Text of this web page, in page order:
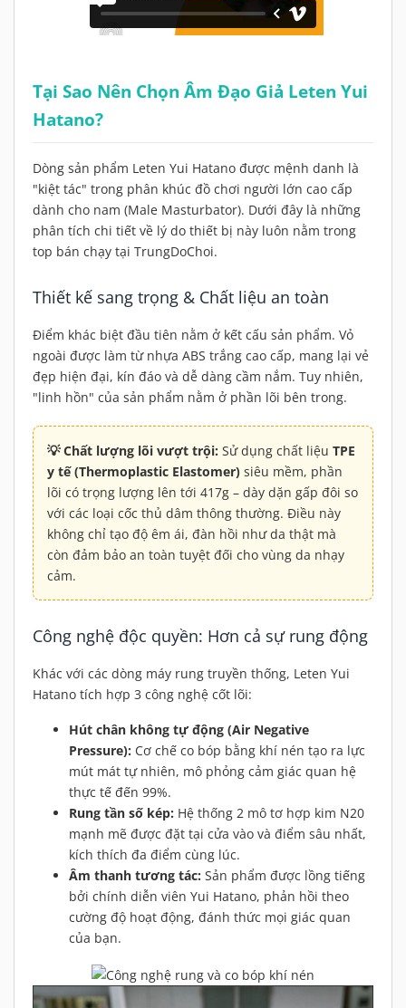
Tại Sao Nên Chọn Âm Đạo Giả Leten Yui
Hatano?
Dòng sản phẩm Leten Yui Hatano được mệnh danh là
"kiệt tác" trong phân khúc đồ chơi người lớn cao cấp
dành cho nam (Male Masturbator). Dưới đây là những
phân tích chi tiết về lý do thiết bị này luôn nằm trong
top bán chạy tại TrungDoChoi.
Thiết kế sang trọng & Chất liệu an toàn
Điểm khác biệt đầu tiên nằm ở kết cấu sản phẩm. Vỏ
ngoài được làm từ nhựa ABS trắng cao cấp, mang lại vẻ
đẹp hiện đại, kín đáo và dễ dàng cầm nắm. Tuy nhiên,
"linh hồn" của sản phẩm nằm ở phần lõi bên trong.
💡 Chất lượng lõi vượt trội: Sử dụng chất liệu TPE
y tế (Thermoplastic Elastomer) siêu mềm, phần
lõi có trọng lượng lên tới 417g – dày dặn gấp đôi so
với các loại cốc thủ dâm thông thường. Điều này
không chỉ tạo độ êm ái, đàn hồi như da thật mà
còn đảm bảo an toàn tuyệt đối cho vùng da nhạy
cảm.
Công nghệ độc quyền: Hơn cả sự rung động
Khác với các dòng máy rung truyền thống, Leten Yui
Hatano tích hợp 3 công nghệ cốt lõi:
Hút chân không tự động (Air Negative
Pressure): Cơ chế co bóp bằng khí nén tạo ra lực
mút mát tự nhiên, mô phỏng cảm giác quan hệ
thực tế đến 99%.
Rung tần số kép: Hệ thống 2 mô tơ hợp kim N20
mạnh mẽ được đặt tại cửa vào và điểm sâu nhất,
kích thích đa điểm cùng lúc.
Âm thanh tương tác: Sản phẩm được lồng tiếng
bởi chính diễn viên Yui Hatano, phản hồi theo
cường độ hoạt động, đánh thức mọi giác quan
của bạn.